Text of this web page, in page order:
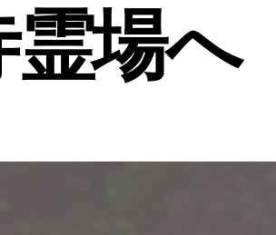
場へ